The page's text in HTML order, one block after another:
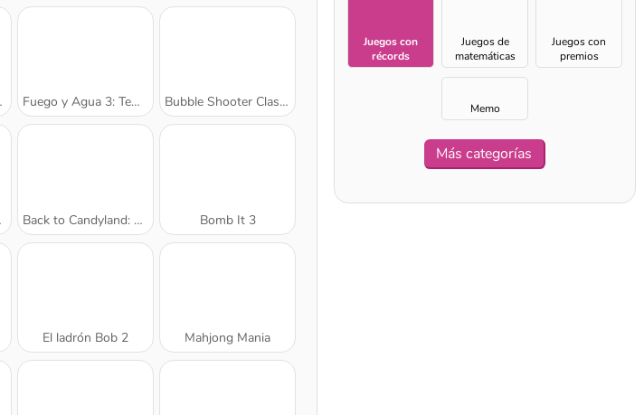
Fuego y Agua 3: Templo de Hielo Bubble Shooter Classic
Back to Candyland: episodio 1 Bomb It 3
El ladrón Bob 2 Mahjong Mania
Juegos con
récords
Juegos de
matemáticas
Juegos con
premios
Memo
Más categorías